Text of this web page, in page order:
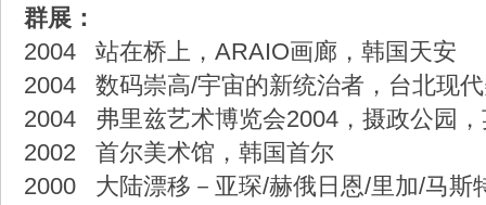
群展：
2004 站在桥上，ARAIO画廊，韩国天安
2004 数码崇高/宇宙的新统治者，台北现
2004 弗里兹艺术博览会2004，摄政公园
2002 首尔美术馆，韩国首尔
2000 大陆漂移－亚琛/赫俄日恩/里加/马斯